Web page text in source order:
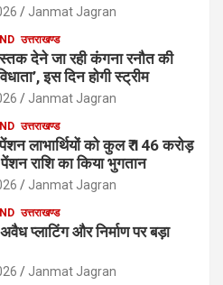
Janmat Jagran
उत्तराखण्ड
देने जा रही कंगना रनौत की
इस दिन होगी स्ट्रीम
Janmat Jagran
उत्तराखण्ड
लाभार्थियों को कुल ₹ 146 करोड़
राशि का किया भुगतान
Janmat Jagran
उत्तराखण्ड
प्लाटिंग और निर्माण पर बड़ा
Janmat Jagran